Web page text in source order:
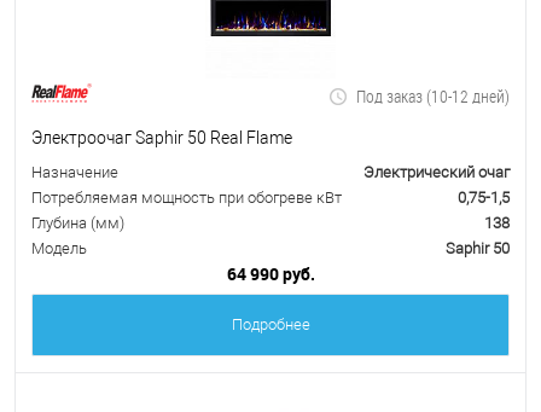
Под заказ (10-12 дней)
Электроочаг Saphir 50 Real Flame
Назначение
Электрический очаг
Потребляемая мощность при обогреве кВт
0,75-1,5
Глубина (мм)
138
Модель
Saphir 50
64 990 руб.
Подробнее